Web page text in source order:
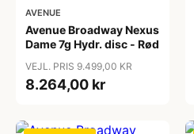
AVENUE
Avenue Broadway Nexus
Dame 7g Hydr. disc - Rød
VEJL. PRIS 9.499,00 KR
8.264,00 kr